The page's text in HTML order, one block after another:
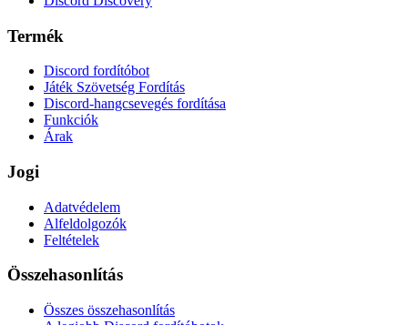
Termék
Discord fordítóbot
Játék Szövetség Fordítás
Discord-hangcsevegés fordítása
Funkciók
Árak
Jogi
Adatvédelem
Alfeldolgozók
Feltételek
Összehasonlítás
Összes összehasonlítás